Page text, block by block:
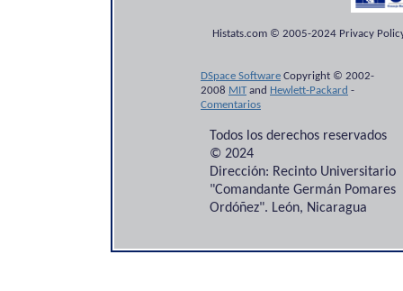
Histats.com © 2005-2024 Privacy
DSpace Software Copyright © 2002-
2008 MITand Hewlett-Packard -
Comentarios
Todos los derechos reservados
© 2024
Dirección: Recinto Universitario
"Comandante Germán Pomares
Ordóñez". León, Nicaragua